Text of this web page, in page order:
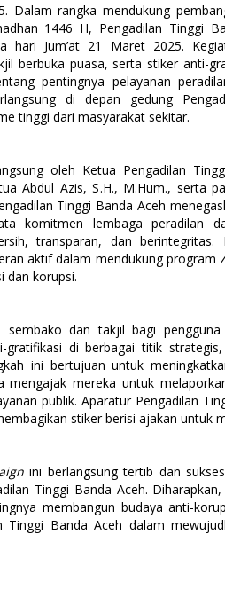
Dalam rangka mendukung
1446 H, Pengadilan Tinggi
hari Jum’at 21 Maret 2025.
berbuka puasa, serta stiker anti-
pentingnya pelayanan
di depan gedung
tinggi dari masyarakat sekitar.
oleh Ketua Pengadilan
Abdul Azis, S.H., M.Hum., serta
Tinggi Banda Aceh
komitmen lembaga peradilan
transparan, dan
aktif dalam mendukung program
dan korupsi.
sembako dan takjil bagi
gratifikasi di berbagai titik
ini bertujuan untuk
mengajak mereka untuk
publik. Aparatur Pengadilan
stiker berisi ajakan untuk
ini berlangsung tertib dan
Tinggi Banda Aceh.
membangun budaya anti-
Tinggi Banda Aceh dalam